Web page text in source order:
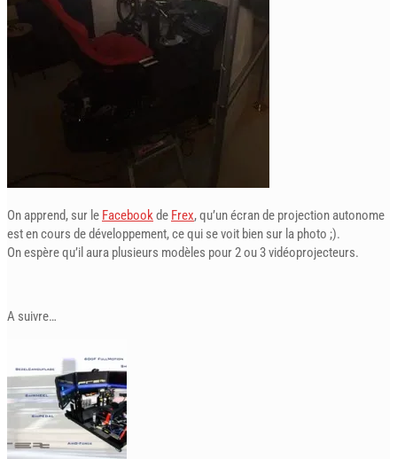
On apprend, sur le Facebook de Frex,qu’un écran de projection autonome
est en cours de développement, ce qui se voit bien sur la photo ;).
On espère qu’il aura plusieurs modèles pour 2 ou 3 vidéoprojecteurs.
A suivre…